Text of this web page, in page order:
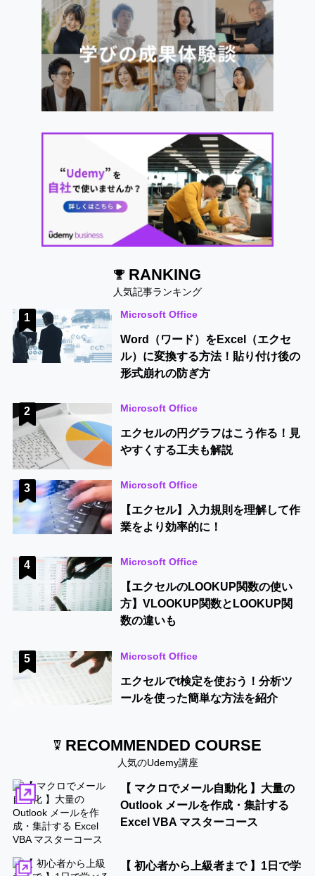
RANKING
人気記事ランキング
1 Microsoft Office
Word（ワード）をExcel（エクセ
ル）に変換する方法！貼り付け後の
形式崩れの防ぎ方
2 Microsoft Office
エクセルの円グラフはこう作る！見
やすくする工夫も解説
3 Microsoft Office
【エクセル】入力規則を理解して作
業をより効率的に！
4 Microsoft Office
【エクセルのLOOKUP関数の使い
方】VLOOKUP関数とLOOKUP関
数の違いも
5 Microsoft Office
エクセルでt検定を使おう！分析ツ
ールを使った簡単な方法を紹介
RECOMMENDED COURSE
人気のUdemy講座
【 マクロでメール自動化 】大量の
Outlook メールを作成・集計する
Excel VBA マスターコース
【 初心者から上級者まで 】1日で学